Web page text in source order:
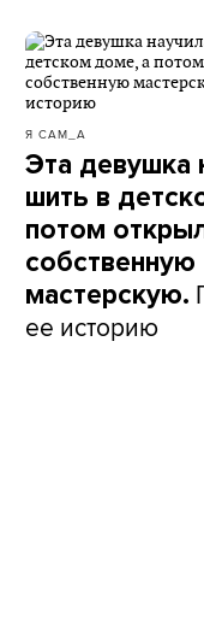
Я САМ_А
Эта девушка
шить в
потом
собственную
мастерскую.
ее историю